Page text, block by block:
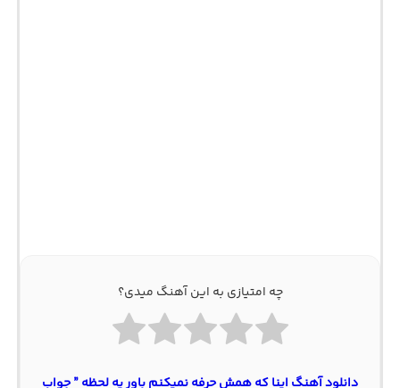
چه امتیازی به این آهنگ میدی؟
دانلود آهنگ اینا که همش حرفه نمیکنم باور یه لحظه ” جواب